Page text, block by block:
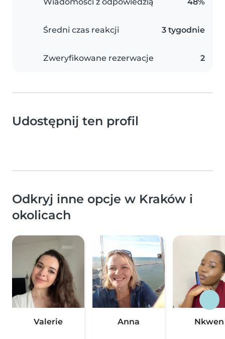
Wiadomości z odpowiedzią 48%
Średni czas reakcji 3 tygodnie
Zweryfikowane rezerwacje 2
Udostępnij ten profil
Odkryj inne opcje w Kraków i
okolicach
Valerie Anna Nkwen